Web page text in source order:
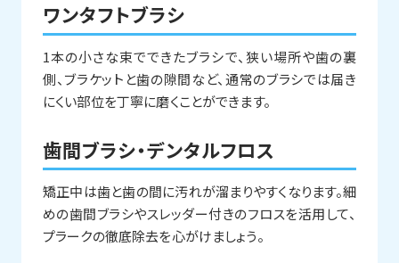
ワンタフトブラシ
1本の小さな束でできたブラシで、狭い場所や歯の裏
側、ブラケットと歯の隙間など、通常のブラシでは届き
にくい部位を丁寧に磨くことができます。
歯間ブラシ・デンタルフロス
矯正中は歯と歯の間に汚れが溜まりやすくなります。細
めの歯間ブラシやスレッダー付きのフロスを活用して、
プラークの徹底除去を心がけましょう。